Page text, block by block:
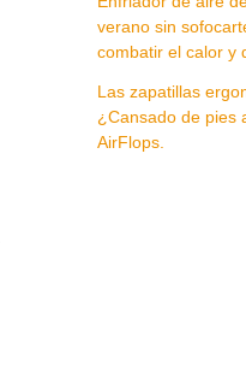
verano sin
combatir el calor y
Las zapatillas
¿Cansado de pies
AirFlops.